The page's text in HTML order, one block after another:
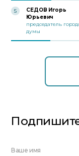
5
СЕДОВ Игорь
Юрьевич
председатель
думы